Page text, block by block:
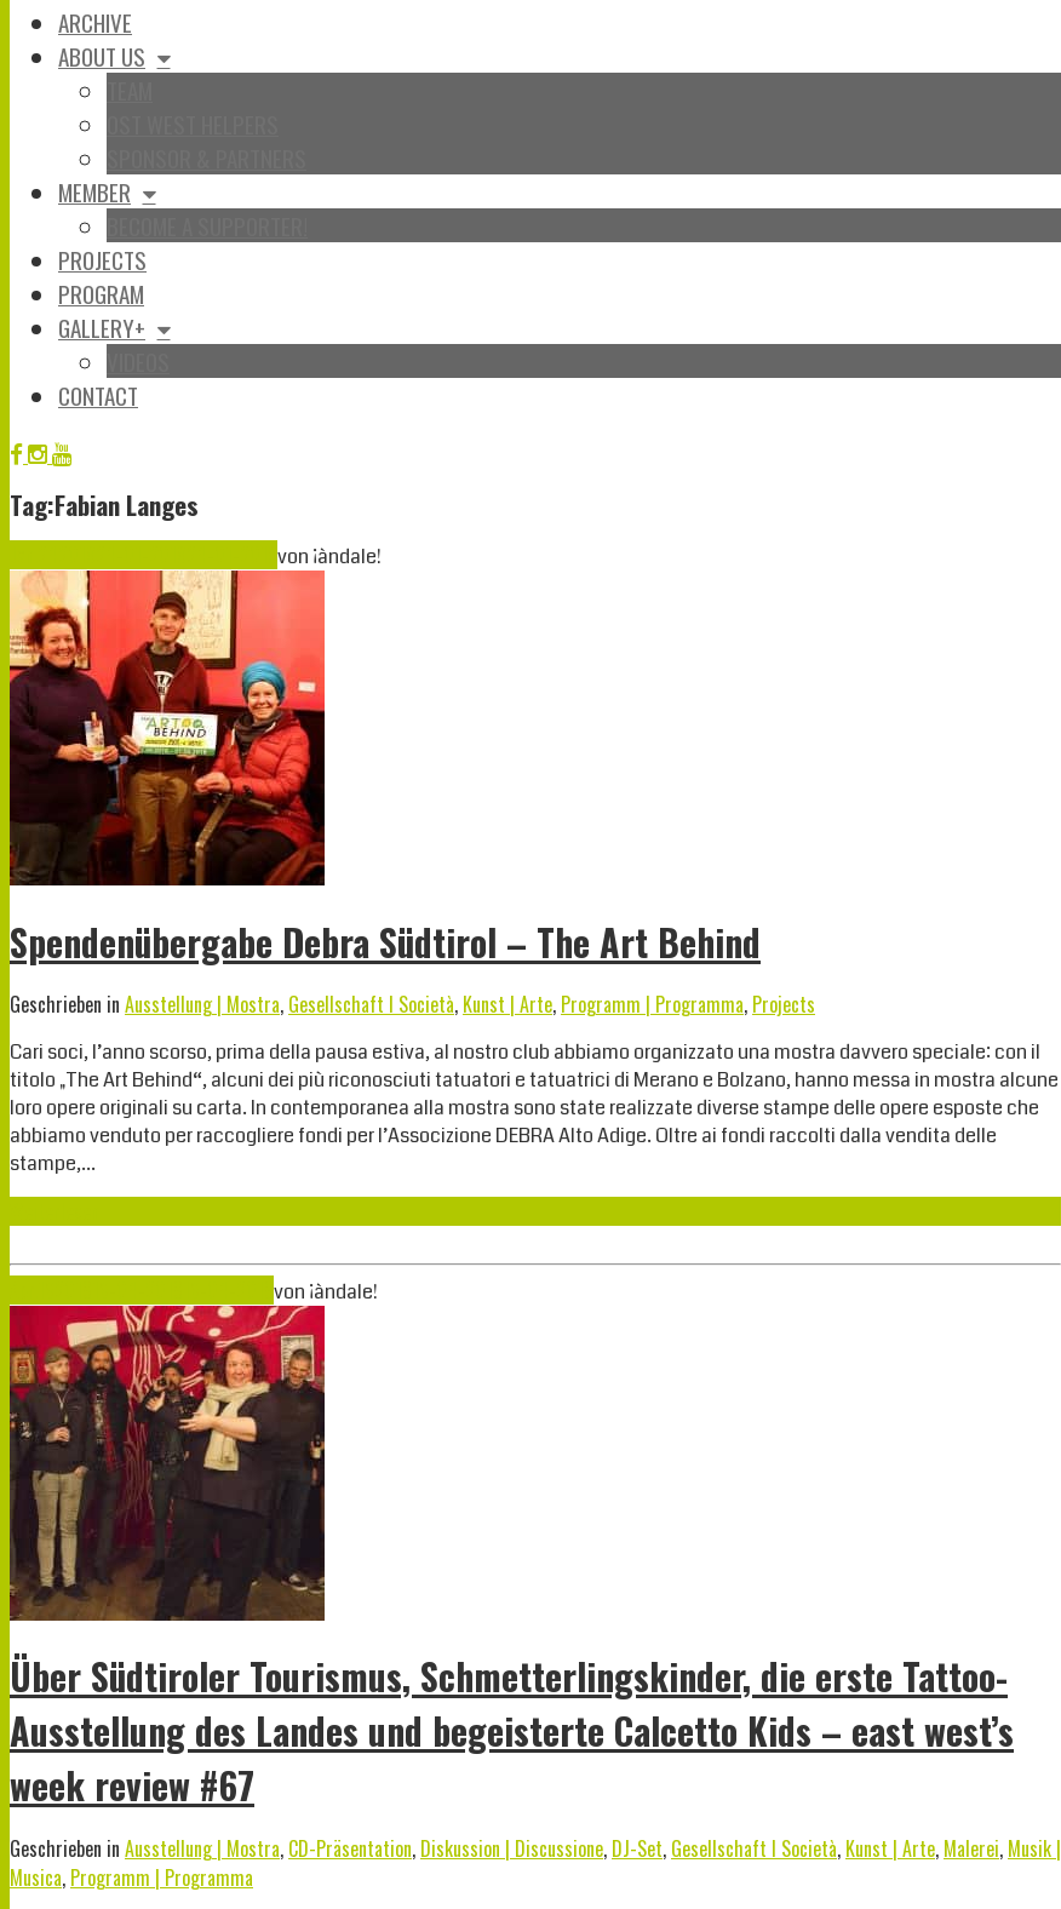
ARCHIVE
ABOUT US
MEMBER
PROJECTS
PROGRAM
GALLERY+
CONTACT
Tag:Fabian Langes
von ¡àndale!
Spendenübergabe Debra Südtirol – The Art Behind
Geschrieben in Ausstellung | Mostra, Gesellschaft I Società, Kunst | Arte, Programm | Programma, Projects
Cari soci, l’anno scorso, prima della pausa estiva, al nostro club abbiamo organizzato una mostra davvero speciale: con il
titolo „The Art Behind“, alcuni dei più riconosciuti tatuatori e tatuatrici di Merano e Bolzano, hanno messa in mostra alcune
loro opere originali su carta. In contemporanea alla mostra sono state realizzate diverse stampe delle opere esposte che
abbiamo venduto per raccogliere fondi per l’Associzione DEBRA Alto Adige. Oltre ai fondi raccolti dalla vendita delle
stampe,…
von ¡àndale!
Über Südtiroler Tourismus, Schmetterlingskinder, die erste Tattoo-
Ausstellung des Landes und begeisterte Calcetto Kids – east west’s
week review #67
Geschrieben in Ausstellung | Mostra, CD-Präsentation, Diskussion | Discussione, DJ-Set, Gesellschaft I Società, Kunst | Arte, Malerei, Musik |
Musica, Programm | Programma